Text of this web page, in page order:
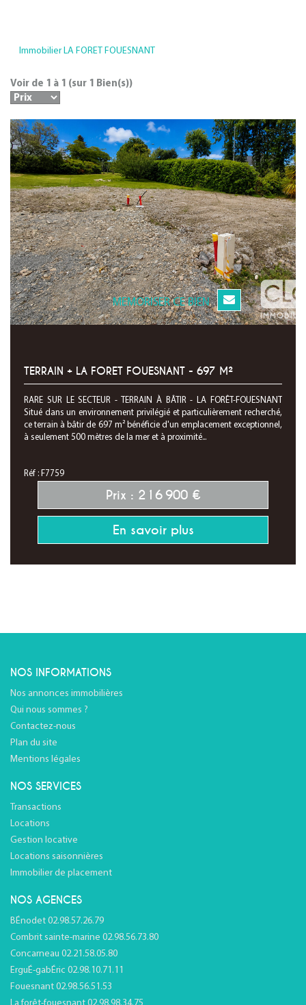
Immobilier LA FORET FOUESNANT
Voir de 1 à 1 (sur 1 Bien(s))
MEMORISER CE BIEN
TERRAIN + LA FORET FOUESNANT - 697 M²
RARE SUR LE SECTEUR - TERRAIN À BÂTIR - LA FORÊT-FOUESNANT
Situé dans un environnement privilégié et particulièrement recherché,
ce terrain à bâtir de 697 m² bénéficie d'un emplacement exceptionnel,
à seulement 500 mètres de la mer et à proximité...
Réf : F7759
Prix : 216 900 €
En savoir plus
NOS INFORMATIONS
Nos annonces immobilières
Qui nous sommes ?
Contactez-nous
Plan du site
Mentions légales
NOS SERVICES
Transactions
Locations
Gestion locative
Locations saisonnières
Immobilier de placement
NOS AGENCES
BÉnodet 02.98.57.26.79
Combrit sainte-marine 02.98.56.73.80
Concarneau 02.21.58.05.80
ErguÉ-gabÉric 02.98.10.71.11
Fouesnant 02.98.56.51.53